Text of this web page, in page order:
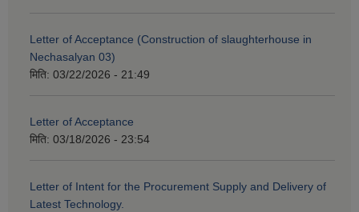
Letter of Acceptance (Construction of slaughterhouse in
Nechasalyan 03)
मिति: 03/22/2026 - 21:49
Letter of Acceptance
मिति: 03/18/2026 - 23:54
Letter of Intent for the Procurement Supply and Delivery of
Latest Technology.